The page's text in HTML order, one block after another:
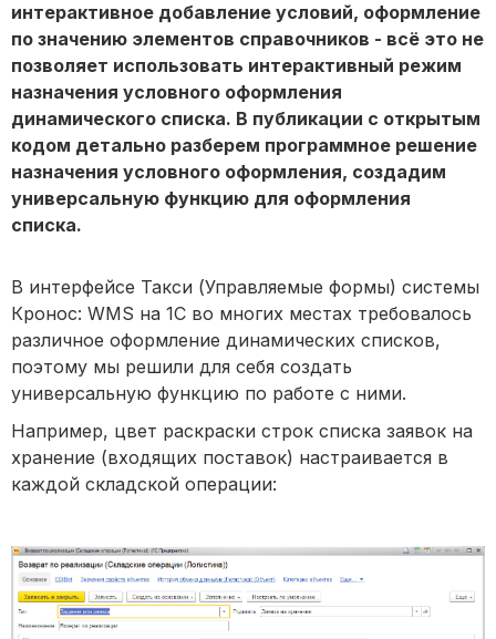
интерактивное добавление условий, оформление
по значению элементов справочников - всё это не
позволяет использовать интерактивный режим
назначения условного оформления
динамического списка. В публикации с открытым
кодом детально разберем программное решение
назначения условного оформления, создадим
универсальную функцию для оформления
списка.
В интерфейсе Такси (Управляемые формы) системы
Кронос: WMS на 1С во многих местах требовалось
различное оформление динамических списков,
поэтому мы решили для себя создать
универсальную функцию по работе с ними.
Например, цвет раскраски строк списка заявок на
хранение (входящих поставок) настраивается в
каждой складской операции: